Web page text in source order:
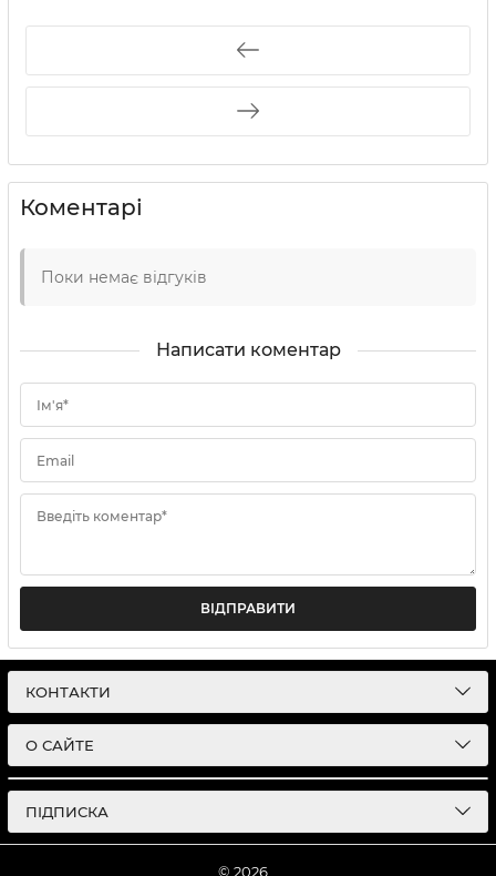
Коментарі
Поки немає відгуків
Написати коментар
Ім'я*
Email
Введіть коментар*
ВІДПРАВИТИ
КОНТАКТИ
О САЙТЕ
ПІДПИСКА
© 2026